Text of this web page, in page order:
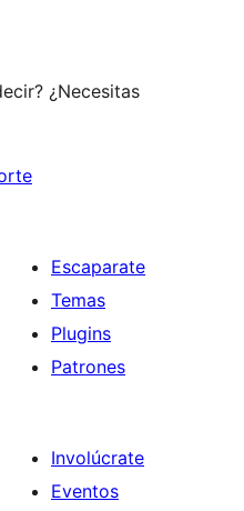
¿Necesitas
Escaparate
Temas
Plugins
Patrones
Involúcrate
Eventos